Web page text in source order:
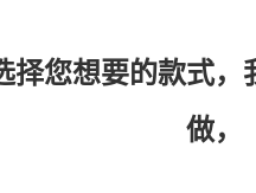
择您想要的款式
做，